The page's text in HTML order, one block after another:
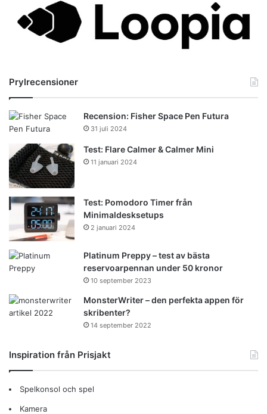
Prylrecensioner
Recension: Fisher Space Pen Futura
31 juli 2024
Test: Flare Calmer & Calmer Mini
11 januari 2024
Test: Pomodoro Timer från
Minimaldesksetups
2 januari 2024
Platinum Preppy – test av bästa
reservoarpennan under 50 kronor
10 september 2023
MonsterWriter – den perfekta appen för
skribenter?
14 september 2022
Inspiration från Prisjakt
Spelkonsol och spel
Kamera